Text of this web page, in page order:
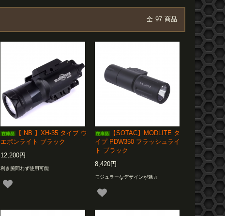
全 97 商品
【 NB 】XH-35 タイプ ウ
エポンライト ブラック
12,200円
利き腕問わず使用可能
【SOTAC】MODLITE タ
イプ PDW350 フラッシュライ
ト ブラック
8,420円
モジュラーなデザインが魅力